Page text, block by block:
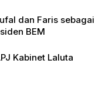
dan Faris sebagai
BEM
Kabinet Laluta